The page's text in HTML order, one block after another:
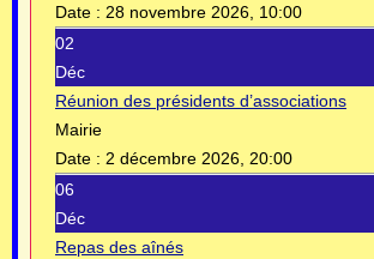
Date : 28 novembre 2026, 10:00
02
Déc
Réunion des présidents d’associations
Mairie
Date : 2 décembre 2026, 20:00
06
Déc
Repas des aînés